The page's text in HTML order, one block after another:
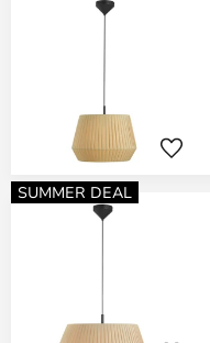
SUMMER DEAL